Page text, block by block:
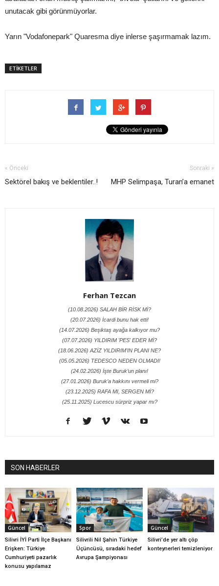
unutacak gibi görünmüyorlar.
Yarın "Vodafonepark" Quaresma diye inlerse şaşırmamak lazım.
ETİKETLER
« Önceki
Sektörel bakış ve beklentiler..!
Sonraki »
MHP Selimpaşa, Turan’a emanet
Ferhan Tezcan
(10.08.2026) SALAH BİR RİSK Mİ?
(20.07.2026) İcardi bunu hak etti!
(14.07.2026) Beşiktaş ayağa kalkıyor mu?
(07.07.2026) YILDIRIM 'PES' EDER Mİ?
(18.06.2026) AZİZ YILDIRIM'IN PLANI NE?
(05.05.2026) TEDESCO NEDEN OLMADI!
(24.02.2026) İşte Buruk’un planı!
(27.01.2026) Buruk’a hakkını vermeli mi?
(23.12.2025) RAFA MI, SERGEN Mİ?
(25.11.2025) Lucescu sürpriz yapar mı?
SON HABERLER
Güncel
Silivri İYİ Parti İlçe Başkanı
Erişken: Türkiye
Cumhuriyeti pazarlık
konusu yapılamaz
Spor
Silivrili Nil Şahin Türkiye
Üçüncüsü, sıradaki hedef
Avrupa Şampiyonası
Güncel
Silivri’de yer altı çöp
konteynerleri temizleniyor